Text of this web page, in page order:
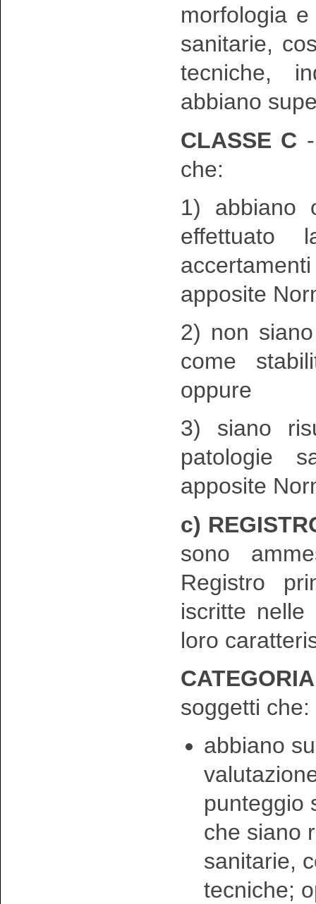
morfologia
sanitarie,
tecniche,
abbiano
CLASSE C
che:
1) abbiano
apposite
2) non
come
oppure
3) siano
patologie
apposite
c)
sono
Registro
iscritte
loro
soggetti che:
abbiano
punteggio
che siano
sanitarie,
tecniche;